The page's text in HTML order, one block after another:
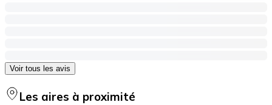
Voir tous les avis
Les aires à proximité